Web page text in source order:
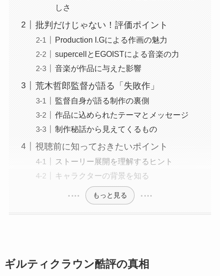
しさ
批判だけじゃない！評価ポイント
Production I.Gによる作画の魅力
supercellとEGOISTによる音楽の力
音楽が作品に与えた影響
荒木哲郎監督が語る「失敗作」
監督自身が語る制作の裏側
作品に込められたテーマとメッセージ
制作秘話から見えてくるもの
視聴前に知っておきたいポイント
ストーリー展開を理解するヒント
キャラクターの背景を知る
もっと見る
ギルティクラウン酷評の真相